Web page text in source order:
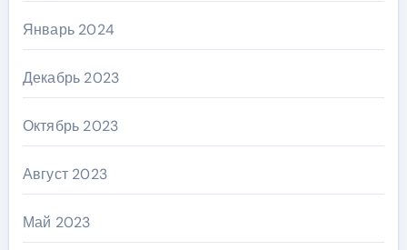
Январь 2024
Декабрь 2023
Октябрь 2023
Август 2023
Май 2023